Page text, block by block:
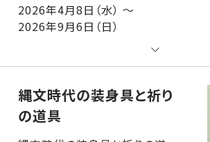
2026年4月8日（水） ～
2026年9月6日（日）
縄文時代の装身具と祈り
の道具